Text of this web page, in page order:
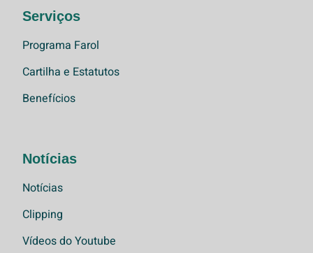
Serviços
Programa Farol
Cartilha e Estatutos
Benefícios
Notícias
Notícias
Clipping
Vídeos do Youtube